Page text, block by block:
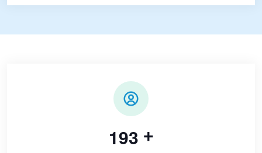
193 +